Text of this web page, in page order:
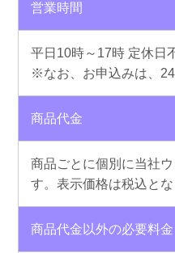
営業時間
平日10時～17時 定休日
※なお、お申込みは、
商品代金
商品ごとに個別に当社
す。表示価格は税込とな
商品代金以外の必要料金